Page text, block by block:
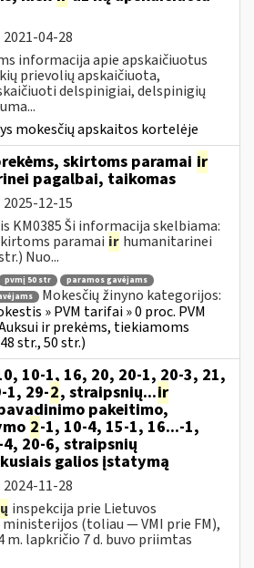
2021-04-28
informacija apie apskaičiuotus
prievolių apskaičiuota,
delspinigiai, delspinigių
mokesčių apskaitos kortelėje
skirtoms paramai ir
pagalbai, taikomas
2025-12-15
KM0385 Ši informacija skelbiama:
paramai ir humanitarinei
Nuo...
pvmį 50 str
paramos gavėjams
Mokesčių žinyno kategorijos:
» PVM tarifai » 0 proc. PVM
ir prekėms, tiekiamoms
str., 50 str.)
10-1, 16, 20, 20-1, 20-3, 21,
1, 29-2, straipsnių...ir
pakeitimo,
2-1, 10-4, 15-1, 16...-1,
4, 20-6, straipsnių
galios įstatymą
2024-11-28
inspekcija prie Lietuvos
(toliau — VMI prie FM),
m. lapkričio 7 d. buvo priimtas